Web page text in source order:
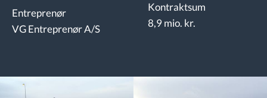
Entreprenør
VG Entreprenør A/S
Kontraktsum
8,9 mio. kr.